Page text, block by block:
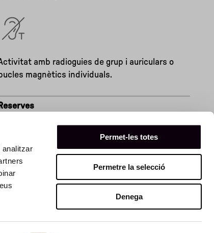
analitzar
Permet-les totes
Permetre la selecció
Denega
amb radioguies de grup i auriculars o
bucles magnètics individuals.
Reserves